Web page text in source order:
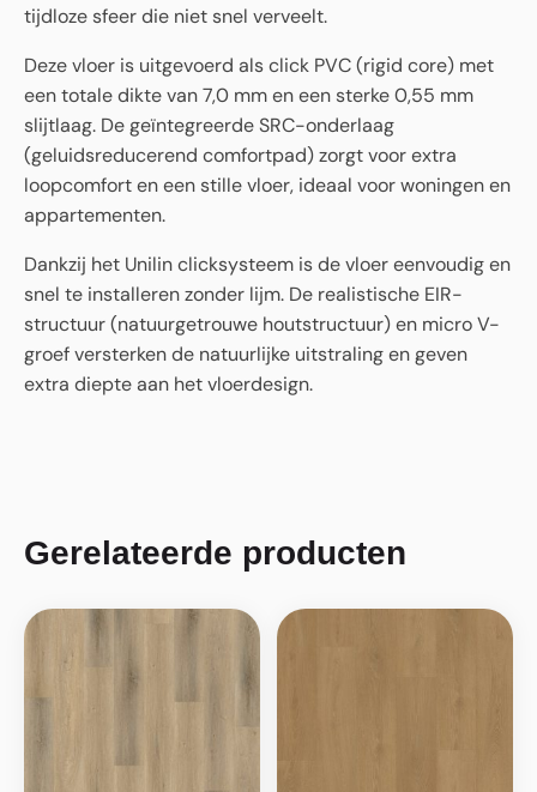
tijdloze sfeer die niet snel verveelt.
Deze vloer is uitgevoerd als click PVC (rigid core) met
een totale dikte van 7,0 mm en een sterke 0,55 mm
slijtlaag. De geïntegreerde SRC-onderlaag
(geluidsreducerend comfortpad) zorgt voor extra
loopcomfort en een stille vloer, ideaal voor woningen en
appartementen.
Dankzij het Unilin clicksysteem is de vloer eenvoudig en
snel te installeren zonder lijm. De realistische EIR-
structuur (natuurgetrouwe houtstructuur) en micro V-
groef versterken de natuurlijke uitstraling en geven
extra diepte aan het vloerdesign.
Gerelateerde producten